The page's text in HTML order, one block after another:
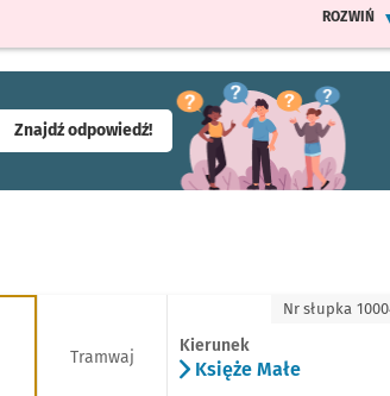
ROZWIŃ
Znajdź odpowiedź!- otworzy się w nowej karcie
Księże Małe
Tramwaj
Kierunek
Księże Małe
Nr słupka